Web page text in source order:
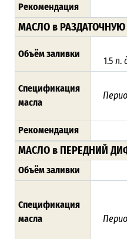
Рекомендация
МАСЛО в
Объём заливки
1.5 л.
Спецификация
масла
Рекомендация
МАСЛО в ПЕРЕДНИЙ
Объём заливки
Спецификация
масла